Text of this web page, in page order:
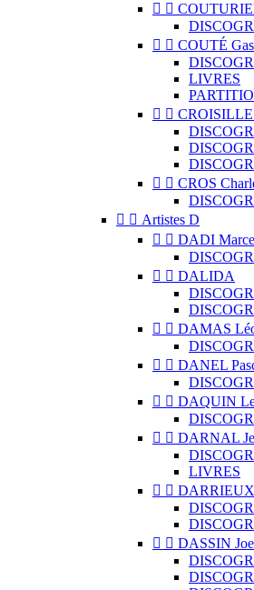
 
  COUTÉ
LIVRES
 
  CROS
  Artistes D
  DADI
  DALIDA
  DAMAS
  DANEL
  DAQUIN
  DARNAL
LIVRES
 
  DASSIN Joe